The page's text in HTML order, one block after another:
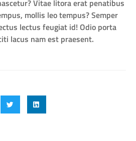
Vitae litora erat penatibus
mollis leo tempus? Semper
lectus feugiat id! Odio porta
lacus nam est praesent.